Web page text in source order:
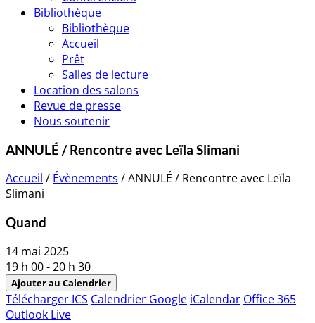
Bibliothèque
Bibliothèque
Accueil
Prêt
Salles de lecture
Location des salons
Revue de presse
Nous soutenir
ANNULÉ / Rencontre avec Leïla Slimani
Accueil / Évènements /ANNULÉ / Rencontre avec Leïla
Slimani
Quand
14 mai 2025
19 h 00 - 20 h 30
Ajouter au Calendrier
Télécharger ICS Calendrier Google iCalendar Office 365
Outlook Live